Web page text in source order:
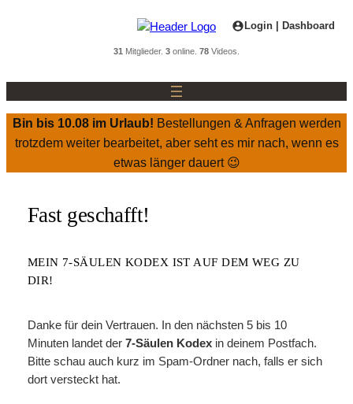
Login | Dashboard
31 Mitglieder. 3 online. 78 Videos.
Bin bis 10.08 im Urlaub! Bestellungen & Anfragen werden
trotzdem weiter bearbeitet, aber seht es mir nach, wenn es
etwas länger dauert 😉
Fast geschafft!
MEIN 7-SÄULEN KODEX IST AUF DEM WEG ZU
DIR!
Danke für dein Vertrauen. In den nächsten 5 bis 10
Minuten landet der 7-Säulen Kodexin deinem Postfach.
Bitte schau auch kurz im Spam-Ordner nach, falls er sich
dort versteckt hat.